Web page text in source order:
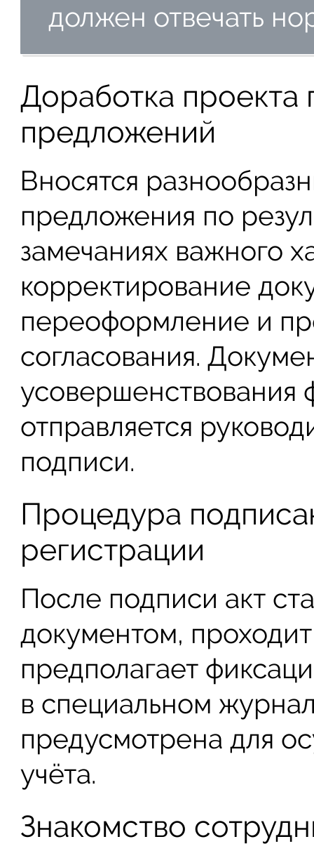
должен отвечать
Доработка проекта
предложений
Вносятся
предложения по
замечаниях важного
корректирование
переоформление и
согласования.
усовершенствования
отправляется
подписи.
Процедура
регистрации
После подписи акт
документом,
предполагает
в специальном
предусмотрена для
учёта.
Знакомство